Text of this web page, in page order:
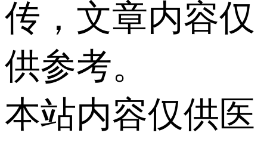
传，文章内容仅
供参考。
本站内容仅供医